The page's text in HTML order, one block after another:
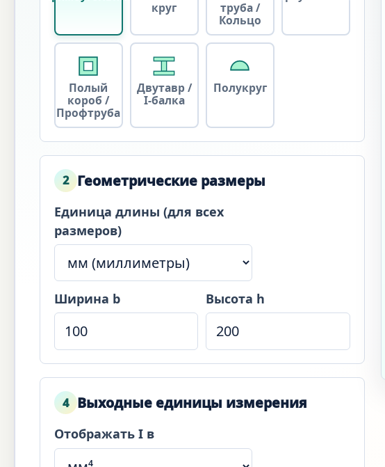
круг
труба /
Кольцо
Полый
короб /
Профтруба
Двутавр /
I-балка
Полукруг
2 Геометрические размеры
Единица длины (для всех
размеров)
Ширина b Высота h
4 Выходные единицы измерения
Отображать I в